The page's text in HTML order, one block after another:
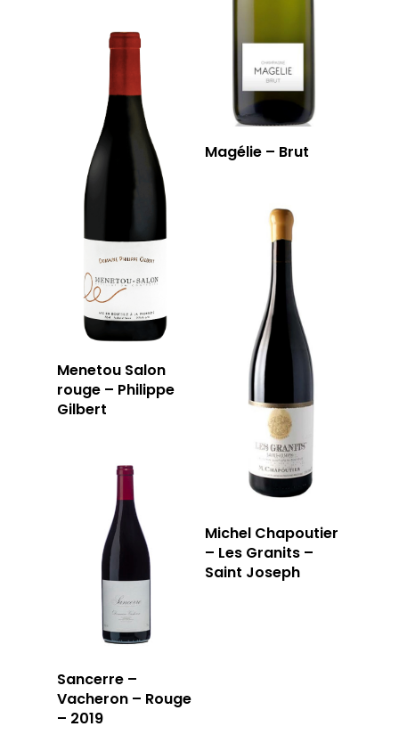
Magélie – Brut
Menetou Salon
rouge – Philippe
Gilbert
Michel Chapoutier
– Les Granits –
Saint Joseph
Sancerre –
Vacheron – Rouge
– 2019